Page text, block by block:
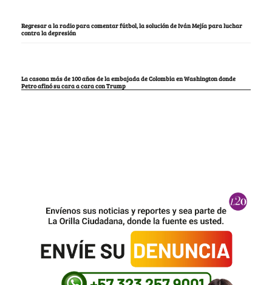
Regresar a la radio para comentar fútbol, la solución de Iván Mejía para luchar
contra la depresión
La casona más de 100 años de la embajada de Colombia en Washington donde
Petro afinó su cara a cara con Trump